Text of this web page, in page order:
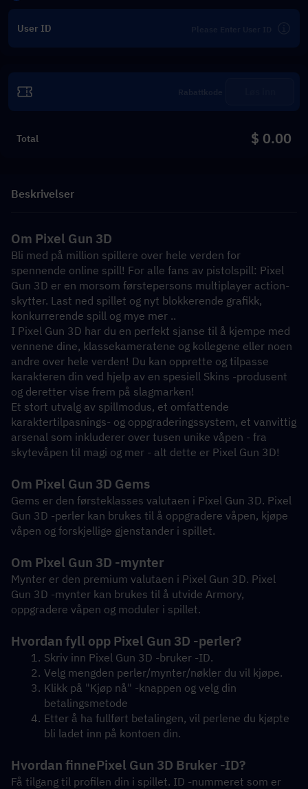
User ID
Total $ 0.00
Beskrivelser
Om Pixel Gun 3D
Bli med på million spillere over hele verden for
spennende online spill! For alle fans av pistolspill: Pixel
Gun 3D er en morsom førstepersons multiplayer action-
skytter. Last ned spillet og nyt blokkerende grafikk,
konkurrerende spill og mye mer ..
I Pixel Gun 3D har du en perfekt sjanse til å kjempe med
vennene dine, klassekameratene og kollegene eller noen
andre over hele verden! Du kan opprette og tilpasse
karakteren din ved hjelp av en spesiell Skins -produsent
og deretter vise frem på slagmarken!
Et stort utvalg av spillmodus, et omfattende
karaktertilpasnings- og oppgraderingssystem, et vanvittig
arsenal som inkluderer over tusen unike våpen - fra
skytevåpen til magi og mer - alt dette er Pixel Gun 3D!
Om Pixel Gun 3D Gems
Gems er den førsteklasses valutaen i Pixel Gun 3D. Pixel
Gun 3D -perler kan brukes til å oppgradere våpen, kjøpe
våpen og forskjellige gjenstander i spillet.
Om Pixel Gun 3D -mynter
Mynter er den premium valutaen i Pixel Gun 3D. Pixel
Gun 3D -mynter kan brukes til å utvide Armory,
oppgradere våpen og moduler i spillet.
Hvordan fyll opp Pixel Gun 3D -perler?
Skriv inn Pixel Gun 3D -bruker -ID.
Velg mengden perler/mynter/nøkler du vil kjøpe.
Klikk på "Kjøp nå" -knappen og velg din
betalingsmetode
Etter å ha fullført betalingen, vil perlene du kjøpte
bli ladet inn på kontoen din.
Hvordan finnePixel Gun 3D Bruker -ID?
Få tilgang til profilen din i spillet. ID -nummeret som er